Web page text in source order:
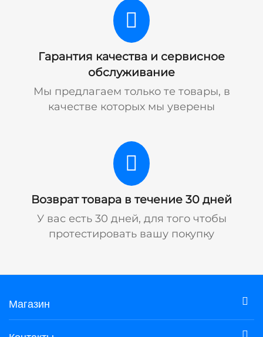
Гарантия качества и сервисное
обслуживание
Мы предлагаем только те товары, в
качестве которых мы уверены
Возврат товара в течение 30 дней
У вас есть 30 дней, для того чтобы
протестировать вашу покупку
Магазин